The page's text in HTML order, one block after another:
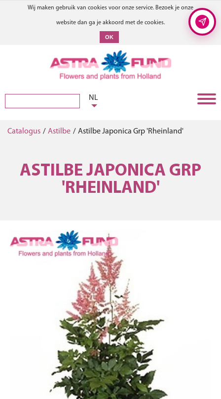
Wij maken gebruik van cookies voor onze service. Bezoek je onze
website dan ga je akkoord met de cookies.
OK
NL
Catalogus / Astilbe / Astilbe Japonica Grp 'Rheinland'
ASTILBE JAPONICA GRP
'RHEINLAND'